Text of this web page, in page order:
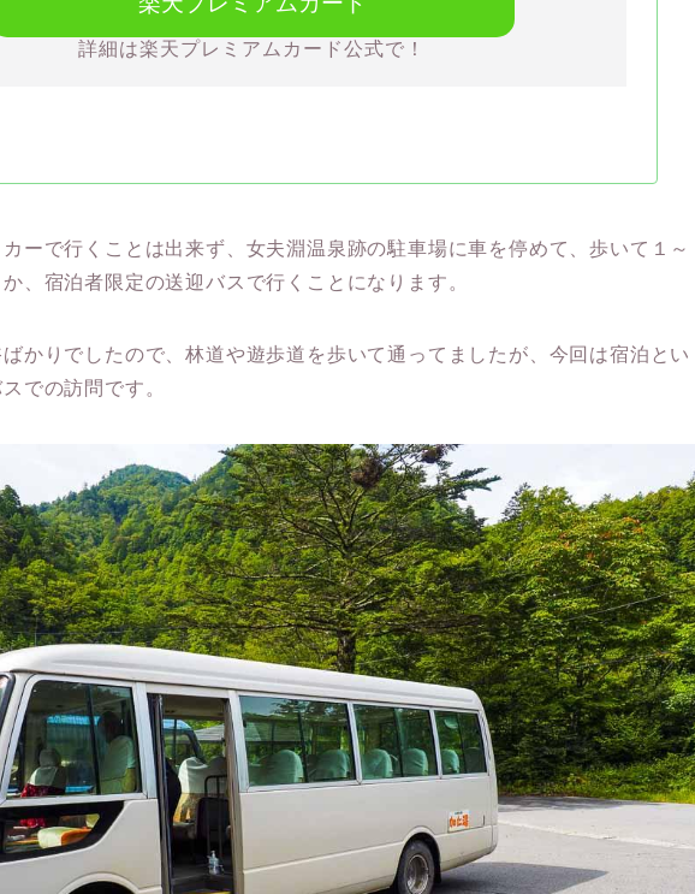
詳細は楽天プレミアムカード公式で！
ーで行くことは出来ず、女夫淵温泉跡の駐車場に車を停めて、歩いて１～
、宿泊者限定の送迎バスで行くことになります。
かりでしたので、林道や遊歩道を歩いて通ってましたが、今回は宿泊とい
での訪問です。